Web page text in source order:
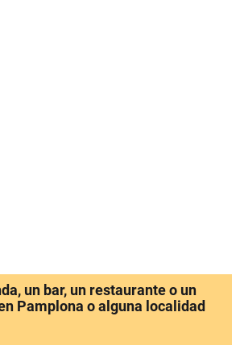
un bar, un restaurante o un
Pamplona o alguna localidad